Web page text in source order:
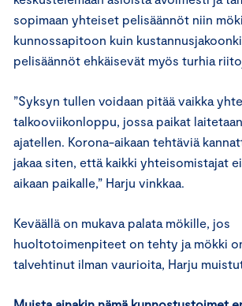
sopimaan yhteiset pelisäännöt niin
kunnossapitoon kuin
pelisäännöt ehkäisevät myös turhia
”Syksyn tullen voidaan pitää vaikka
talkooviikonloppu, jossa paikat
ajatellen. Korona-aikaan tehtäviä
jakaa siten, että kaikki yhteisomistajat
aikaan paikalle,” Harju vinkkaa.
Keväällä on mukava palata mökille, jos
huoltotoimenpiteet on tehty ja mökki
talvehtinut ilman vaurioita, Harju